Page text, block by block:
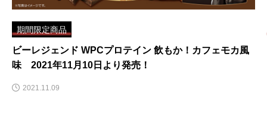
期間限定商品
【まるでぶどうジュース】「ビーレジェンド プロテイン
白い巨峰風味」2021年6月2日より数量限定で再販売！
2021.06.02